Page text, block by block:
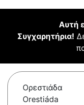
Αυτή
Συγχαρητήρια!
Ορεστιάδα
Orestiáda